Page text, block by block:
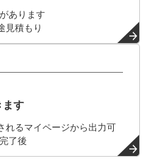
あります
見積もり
ます
れるマイページから出力可
了後